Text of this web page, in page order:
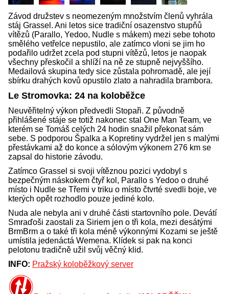
Závod družstev s neomezeným množstvím členů vyhrála
stáj Grassel. Ani letos sice tradiční osazenstvo stupňů
vítězů (Parallo, Yedoo, Nudle s mákem) mezi sebe tohoto
smělého vetřelce nepustilo, ale zatímco vloni se jim ho
podařilo udržet zcela pod stupni vítězů, letos je naopak
všechny přeskočil a shlíží na ně ze stupně nejvyššího.
Medailová skupina tedy sice zůstala pohromadě, ale její
sbírku drahých kovů opustilo zlato a nahradila brambora.
Le Stromovka: 24 na koloběžce
Neuvěřitelný výkon předvedli Stopaři. Z původně
přihlášené stáje se totiž nakonec stal One Man Team, ve
kterém se Tomáš celých 24 hodin snažil překonat sám
sebe. S podporou Špalka a Kopretiny vydržel jen s malými
přestávkami až do konce a sólovým výkonem 276 km se
zapsal do historie závodu.
Zatímco Grassel si svoji vítěznou pozici vydobyl s
bezpečným náskokem čtyř kol, Parallo s Yedoo o druhé
místo i Nudle se Třemi v triku o místo čtvrté svedli boje, ve
kterých opět rozhodlo pouze jediné kolo.
Nuda ale nebyla ani v druhé části startovního pole. Devátí
Smraďoši zaostali za Siriem jen o tři kola, mezi desátými
BrmBrm a o také tři kola méně výkonnými Kozami se ještě
umístila jedenáctá Wemena. Klídek si pak na konci
pelotonu tradičně užil svůj věčný klid.
INFO: Pražský koloběžkový server